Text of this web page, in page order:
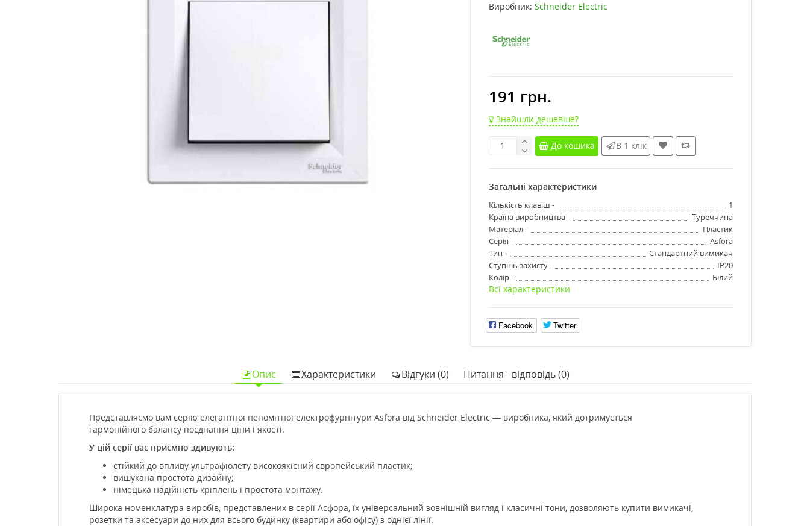
Виробник: Schneider Electric
191 грн.
Знайшли дешевше?
До кошика В 1 клік
Загальні характеристики
Кількість клавіш -
1
Країна виробництва -
Туреччина
Матеріал -
Пластик
Серія -
Asfora
Тип -
Стандартний вимикач
Ступінь захисту -
IP20
Колір -
Білий
Всі характеристики
Facebook Twitter
Опис Характеристики Відгуки (0) Питання - відповідь (0)
Представляємо вам серію елегантної непомітної електрофурнітури Asfora від Schneider Electric — виробника, який дотримується
гармонійного балансу поєднання ціни і якості.
У цій серії вас приємно здивують:
стійкий до впливу ультрафіолету високоякісний європейський пластик;
вишукана простота дизайну;
німецька надійність кріплень і простота монтажу.
Широка номенклатура виробів, представлених в серії Асфора, їх універсальний зовнішній вигляд і класичні тони, дозволяють купити вимикачі,
розетки та аксесуари до них для всього будинку (квартири або офісу) з однієї лінії.